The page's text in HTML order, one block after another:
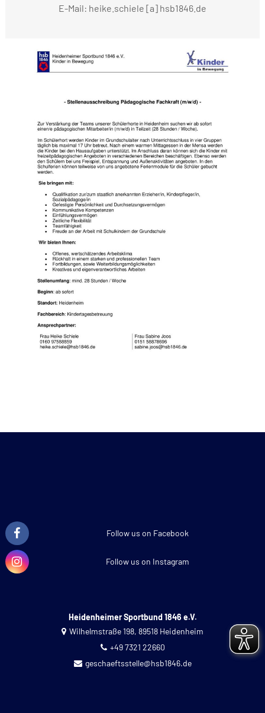
E-Mail: heike.schiele [a] hsb1846.de
Follow us on Facebook
Follow us on Instagram
Heidenheimer Sportbund 1846 e.V.
Wilhelmstraße 198, 89518 Heidenheim
+49 7321 22660
geschaeftsstelle@hsb1846.de